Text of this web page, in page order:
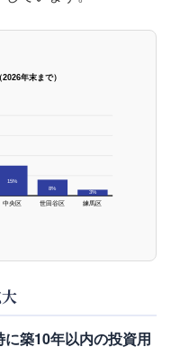
年末まで）
15%
中央区
8%
世田谷区
3%
練馬区
築10年以内の投資用